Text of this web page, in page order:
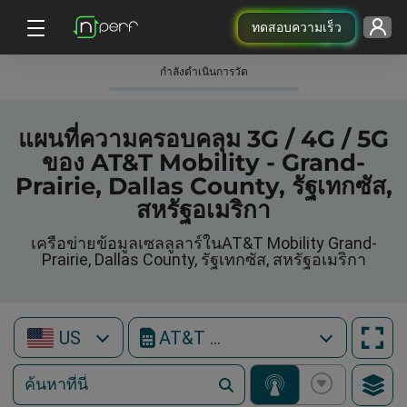
ทดสอบความเร็ว
กําลังดําเนินการวัด
แผนที่ความครอบคลุม 3G / 4G / 5G
ของ AT&T Mobility - Grand-
Prairie, Dallas County, รัฐเทกซัส,
สหรัฐอเมริกา
เครือข่ายข้อมูลเซลลูลาร์ในAT&T Mobility Grand-
Prairie, Dallas County, รัฐเทกซัส, สหรัฐอเมริกา
US AT&T Mobility